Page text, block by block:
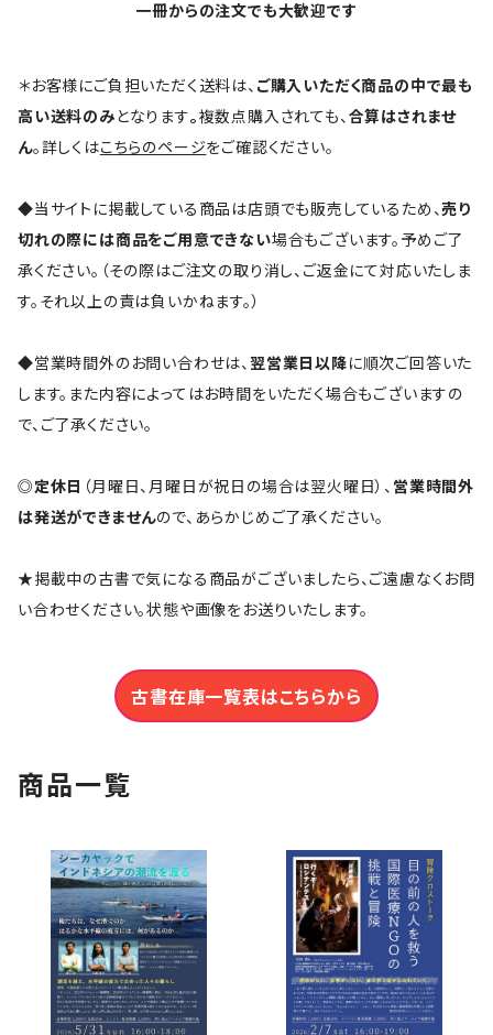
一冊からの注文でも大歓迎です
＊お客様にご負担いただく送料は、 ご購入いただく商品の中で最も
高い送料のみとなります。複数点購入されても、 合算はされませ
ん。詳しくはこちらのページをご確認ください。
◆当サイトに掲載している商品は店頭でも販売しているため、売り
切れの際には商品をご用意できない場合もございます。予めご了
承ください。（その際はご注文の取り消し、ご返金にて対応いたしま
す。それ以上の責は負いかねます。）
◆営業時間外のお問い合わせは、 翌営業日以降に順次ご回答いた
します。また内容によってはお時間をいただく場合もございますの
で、ご了承ください。
◎定休日 （月曜日、月曜日が祝日の場合は翌火曜日）、 営業時間外
は発送ができませんので、あらかじめご了承ください。
★掲載中の古書で気になる商品がございましたら、ご遠慮なくお問
い合わせください。状態や画像をお送りいたします。
古書在庫一覧表はこちらから
商品一覧